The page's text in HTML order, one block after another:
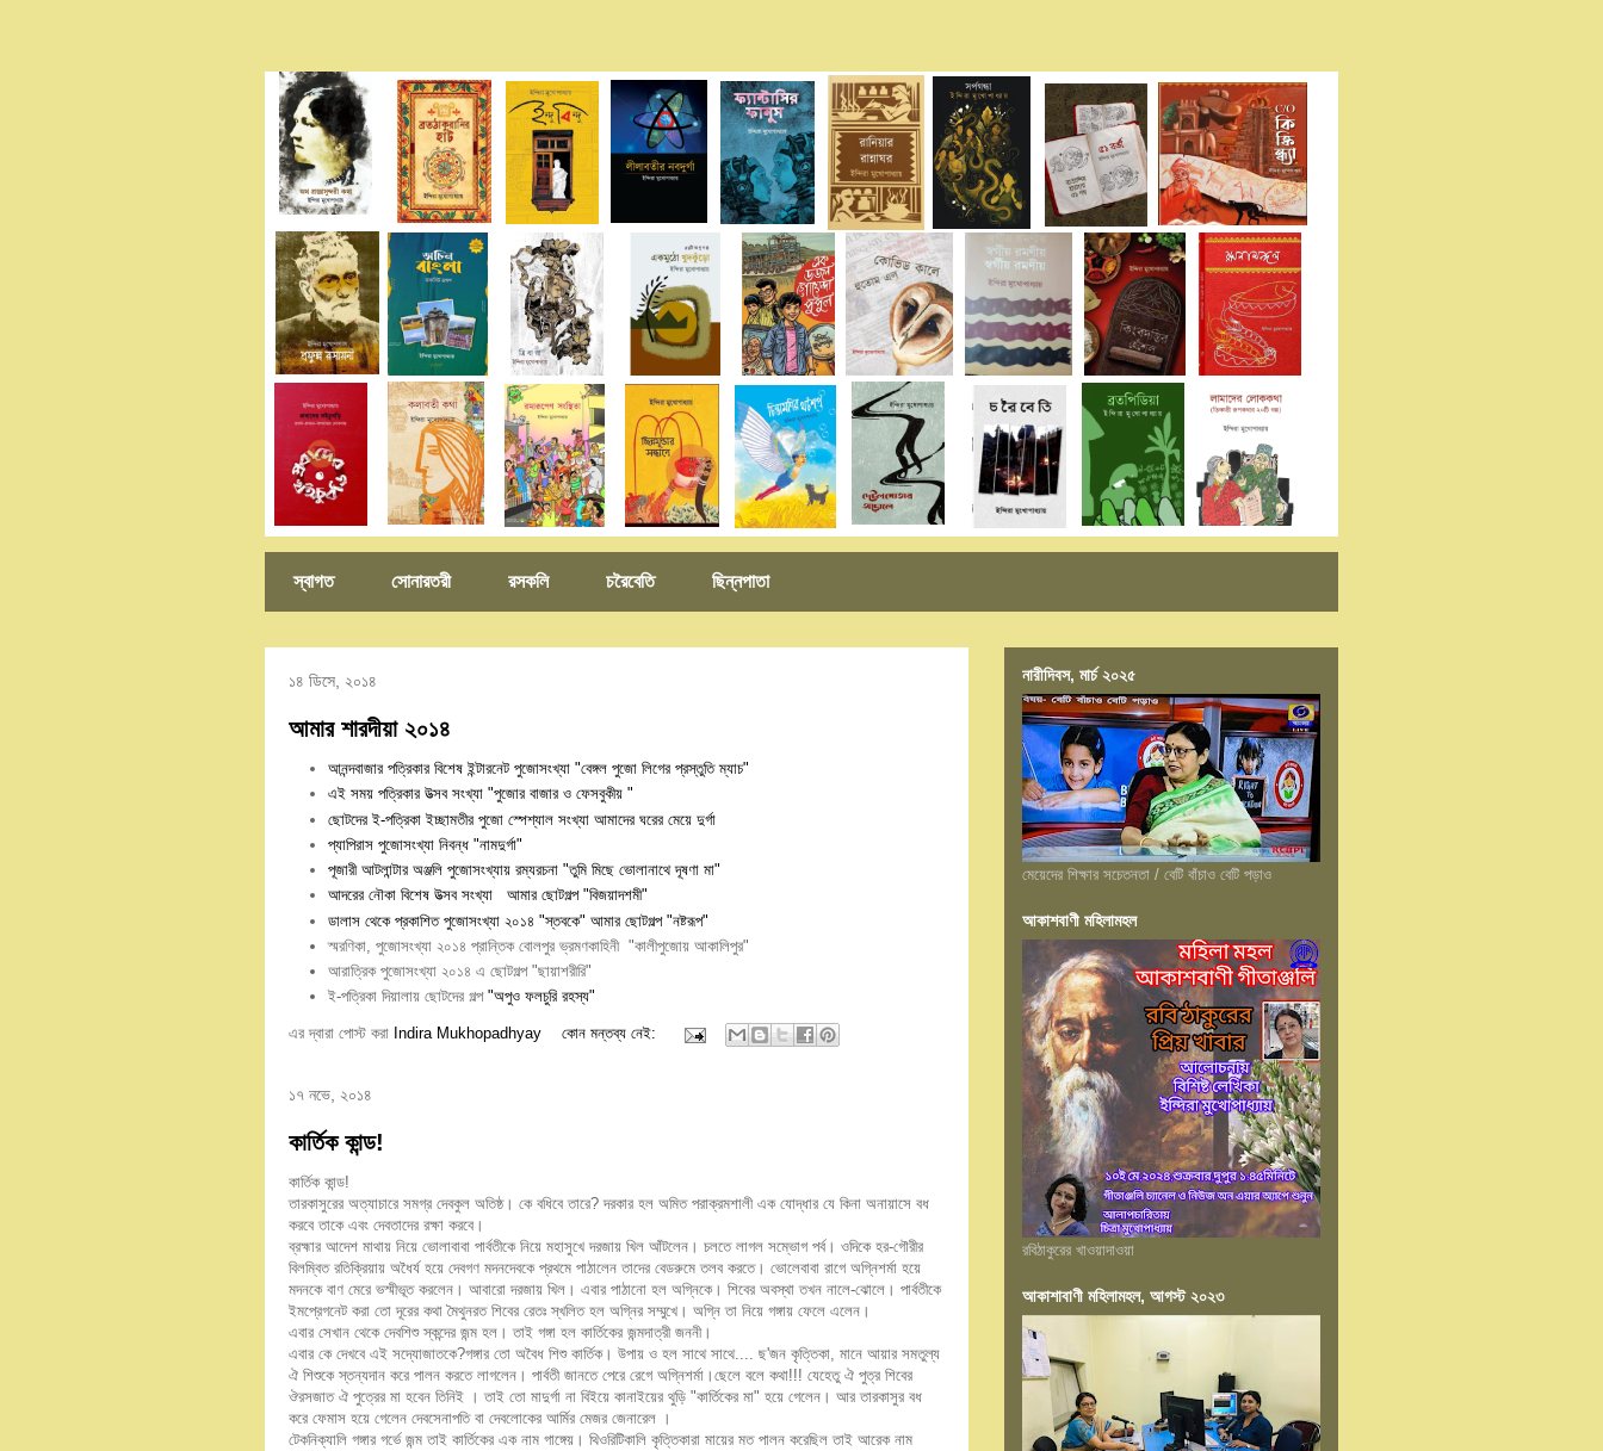
স্বাগত সোনারতরী রসকলি চরৈবেতি ছিন্নপাতা
১৪ ডিসে, ২০১৪
আমার শারদীয়া ২০১৪
আনন্দবাজার পত্রিকার বিশেষ ইন্টারনেট পুজোসংখ্যা "বেঙ্গল পুজো লিগের প্রস্তুতি ম্যাচ"
এই সময় পত্রিকার উত্সব সংখ্যা "পুজোর বাজার ও ফেসবুকীয় "
ছোটদের ই-পত্রিকা ইচ্ছামতীর পুজো স্পেশ্যাল সংখ্যা আমাদের ঘরের মেয়ে দুর্গা
প্যাপিরাস পুজোসংখ্যা নিবন্ধ "নামদুর্গা"
পূজারী আটলান্টার অঞ্জলি পুজোসংখ্যায় রম্যরচনা "তুমি মিছে ভোলানাথে দূষণা মা"
আদরের নৌকা বিশেষ উত্সব সংখ্যা
আমার ছোটগল্প "বিজয়াদশমী"
ডালাস থেকে প্রকাশিত পুজোসংখ্যা ২০১৪ "স্তবকে" আমার ছোটগল্প "নষ্টরূপ"
স্মরণিকা, পুজোসংখ্যা ২০১৪ প্রান্তিক বোলপুর ভ্রমণকাহিনী "কালীপুজোয় আকালিপুর"
আরাত্রিক পুজোসংখ্যা ২০১৪ এ ছোটগল্প "ছায়াশরীরি"
ই-পত্রিকা দিয়ালায় ছোটদের গল্প "অপুও ফলচুরি রহস্য"
এর দ্বারা পোস্ট করা Indira Mukhopadhyay কোন মন্তব্য নেই:
১৭ নভে, ২০১৪
কার্তিক কান্ড!
কার্তিক কান্ড!
তারকাসুরের অত্যাচারে সমগ্র দেবকুল অতিষ্ঠ। কে বধিবে তারে? দরকার হল অমিত পরাক্রমশালী এক যোদ্ধার যে কিনা অনায়াসে বধ
করবে তাকে এবং দেবতাদের রক্ষা করবে।
ব্রহ্মার আদেশ মাথায় নিয়ে ভোলাবাবা পার্বতীকে নিয়ে মহাসুখে দরজায় খিল আঁটলেন। চলতে লাগল সম্ভোগ পর্ব। ওদিকে হর-গৌরীর
বিলম্বিত রতিক্রিয়ায় অধৈর্য হয়ে দেবগণ মদনদেবকে প্রথমে পাঠালেন তাদের বেডরুমে তলব করতে। ভোলেবাবা রাগে অগ্নিশর্মা হয়ে
মদনকে বাণ মেরে ভস্মীভূত করলেন। আবারো দরজায় খিল। এবার পাঠানো হল অগ্নিকে। শিবের অবস্থা তখন নালে-ঝোলে। পার্বতীকে
ইমপ্রেগনেট করা তো দূরের কথা মৈথুনরত শিবের রেতঃ স্খলিত হল অগ্নির সম্মুখে। অগ্নি তা নিয়ে গঙ্গায় ফেলে এলেন।
এবার সেখান থেকে দেবশিশু স্কন্দের জন্ম হল। তাই গঙ্গা হল কার্তিকের জন্মদাত্রী জননী।
এবার কে দেখবে এই সদ্যোজাতকে?গঙ্গার তো অবৈধ শিশু কার্তিক। উপায় ও হল সাথে সাথে.... ছ'জন কৃত্তিকা, মানে আয়ার সমতুল্য
ঐ শিশুকে স্তন্যদান করে পালন করতে লাগলেন। পার্বতী জানতে পেরে রেগে অগ্নিশর্মা।ছেলে বলে কথা!!! যেহেতু ঐ পুত্র শিবের
ঔরসজাত ঐ পুত্রের মা হবেন তিনিই । তাই তো মাদুর্গা না বিইয়ে কানাইয়ের থুড়ি "কার্তিকের মা" হয়ে গেলেন। আর তারকাসুর বধ
করে ফেমাস হয়ে গেলেন দেবসেনাপতি বা দেবলোকের আর্মির মেজর জেনারেল ।
টেকনিক্যালি গঙ্গার গর্ভে জন্ম তাই কার্তিকের এক নাম গাঙ্গেয়। থিওরিটিকালি কৃত্তিকারা মায়ের মত পালন করেছিল তাই আরেক নাম
নারীদিবস, মার্চ ২০২৫
মেয়েদের শিক্ষার সচেতনতা / বেটি বাঁচাও বেটি পড়াও
আকাশবাণী মহিলামহল
রবিঠাকুরের খাওয়াদাওয়া
আকাশাবাণী মহিলামহল, আগস্ট ২০২৩